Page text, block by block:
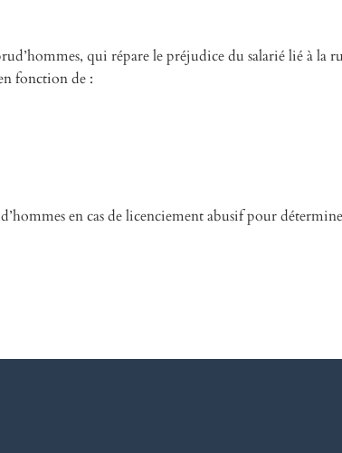
qui répare le préjudice du salarié lié à la
fonction de :
en cas de licenciement abusif pour